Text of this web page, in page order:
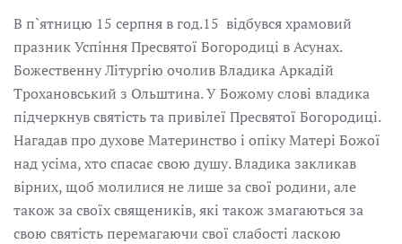
В п`ятницю 15 серпня в год.15 відбувся храмовий
празник Успіння Пресвятої Богородиці в Асунах.
Божественну Літургію очолив Владика Аркадій
Трохановський з Ольштина. У Божому слові владика
підчеркнув святість та привілеї Пресвятої Богородиці.
Нагадав про духове Материнство і опіку Матері Божої
над усіма, хто спасає свою душу. Владика закликав
вірних, щоб молилися не лише за свої родини, але
також за своїх священиків, які також змагаються за
свою святість перемагаючи свої слабості ласкою